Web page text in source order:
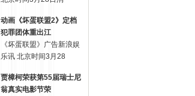
动画《坏蛋联盟2》定档
犯罪团体重出江
《坏蛋联盟》广告新浪娱
乐讯 北京时间3月28
贾樟柯荣获第55届瑞士尼
翁真实电影节荣